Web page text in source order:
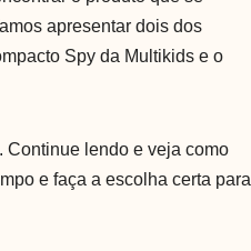
apresentar dois dos
Spy da Multikids e o
Continue lendo e veja como
e faça a escolha certa para